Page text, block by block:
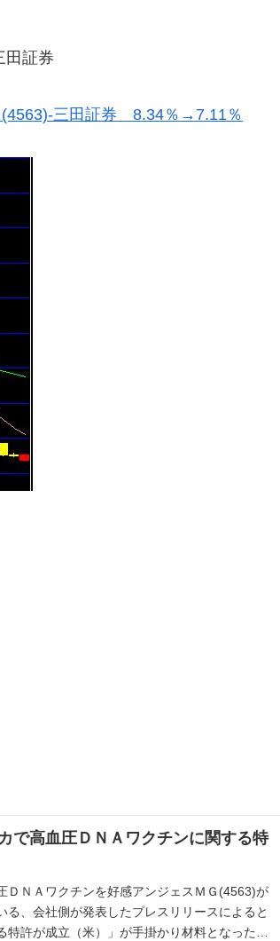
田証券
三田証券 8.34％→7.11％
で高血圧ＤＮＡワクチンに関する特
ＤＮＡワクチンを好感アンジェスＭＧ(4563)が
る、会社側が発表したプレスリリースによると
特許が成立（米）」が手掛かり材料となった。